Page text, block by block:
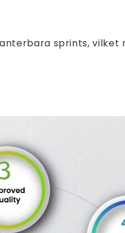
sprints,